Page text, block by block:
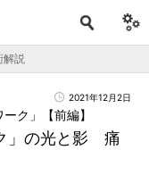
解説
2021年12月2日
」の光と影 痛
ク」【前編】